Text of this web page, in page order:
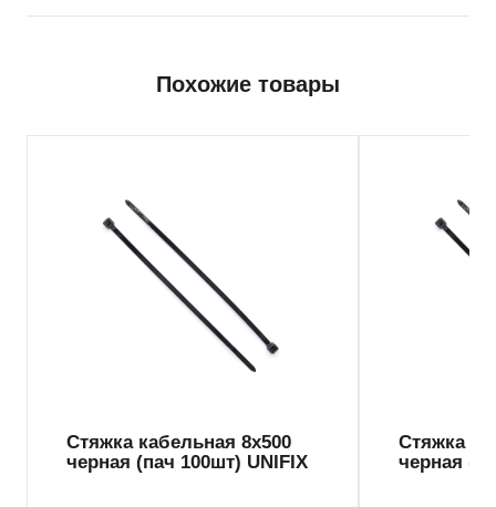
Похожие товары
Стяжка кабельная 8х500
черная (пач 100шт) UNIFIX
Стяжка
черная